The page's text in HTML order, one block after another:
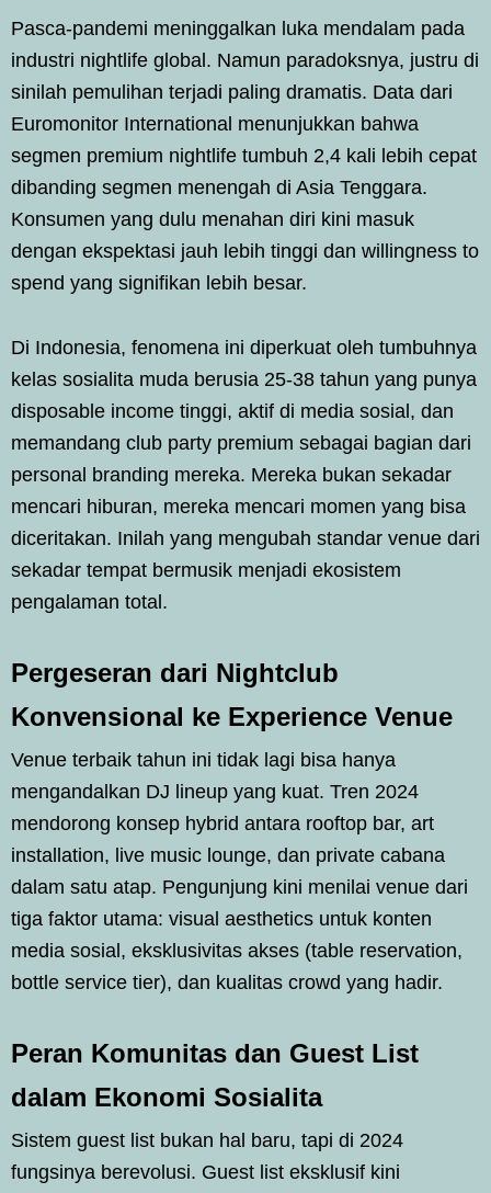
Pasca-pandemi meninggalkan luka mendalam pada
industri nightlife global. Namun paradoksnya, justru di
sinilah pemulihan terjadi paling dramatis. Data dari
Euromonitor International menunjukkan bahwa
segmen premium nightlife tumbuh 2,4 kali lebih cepat
dibanding segmen menengah di Asia Tenggara.
Konsumen yang dulu menahan diri kini masuk
dengan ekspektasi jauh lebih tinggi dan willingness to
spend yang signifikan lebih besar.
Di Indonesia, fenomena ini diperkuat oleh tumbuhnya
kelas sosialita muda berusia 25-38 tahun yang punya
disposable income tinggi, aktif di media sosial, dan
memandang club party premium sebagai bagian dari
personal branding mereka. Mereka bukan sekadar
mencari hiburan, mereka mencari momen yang bisa
diceritakan. Inilah yang mengubah standar venue dari
sekadar tempat bermusik menjadi ekosistem
pengalaman total.
Pergeseran dari Nightclub
Konvensional ke Experience Venue
Venue terbaik tahun ini tidak lagi bisa hanya
mengandalkan DJ lineup yang kuat. Tren 2024
mendorong konsep hybrid antara rooftop bar, art
installation, live music lounge, dan private cabana
dalam satu atap. Pengunjung kini menilai venue dari
tiga faktor utama: visual aesthetics untuk konten
media sosial, eksklusivitas akses (table reservation,
bottle service tier), dan kualitas crowd yang hadir.
Peran Komunitas dan Guest List
dalam Ekonomi Sosialita
Sistem guest list bukan hal baru, tapi di 2024
fungsinya berevolusi. Guest list eksklusif kini